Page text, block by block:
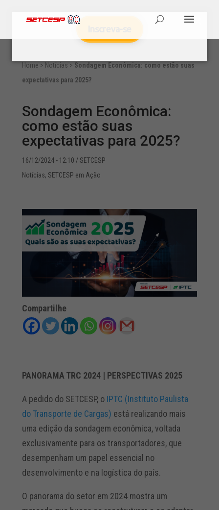
Home > Notícias > Sondagem Econômica: como estão suas
expectativas para 2025?
Sondagem Econômica:
como estão suas
expectativas para 2025?
16/12/2024 - 12:10 / SETCESP
Notícias, SETCESP em Ação
Compartilhe
PANORAMA TRC 2024 | PERSPECTIVAS 2025
A pedido do SETCESP, o IPTC (Instituto Paulista
do Transporte de Cargas) está realizando mais
uma edição da sondagem econômica, voltada
exclusivamente para os transportadores, que
desempenham um papel essencial no
desenvolvimento e na logística do país.
O panorama do setor em 2024 mostra um